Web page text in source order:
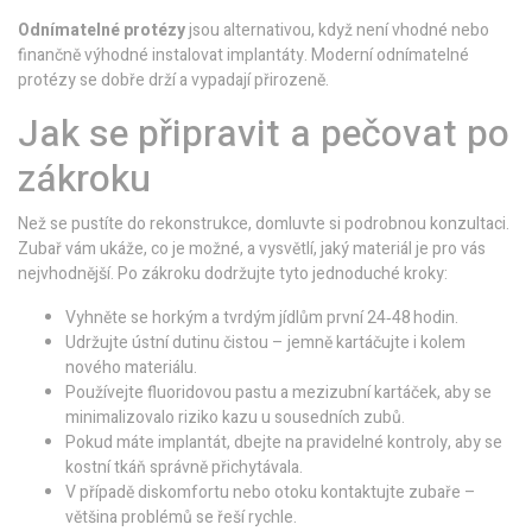
Odnímatelné protézyjsou alternativou, když není vhodné nebo
finančně výhodné instalovat implantáty. Moderní odnímatelné
protézy se dobře drží a vypadají přirozeně.
Jak se připravit a pečovat po
zákroku
Než se pustíte do rekonstrukce, domluvte si podrobnou konzultaci.
Zubař vám ukáže, co je možné, a vysvětlí, jaký materiál je pro vás
nejvhodnější. Po zákroku dodržujte tyto jednoduché kroky:
Vyhněte se horkým a tvrdým jídlům první 24‑48 hodin.
Udržujte ústní dutinu čistou – jemně kartáčujte i kolem
nového materiálu.
Používejte fluoridovou pastu a mezizubní kartáček, aby se
minimalizovalo riziko kazu u sousedních zubů.
Pokud máte implantát, dbejte na pravidelné kontroly, aby se
kostní tkáň správně přichytávala.
V případě diskomfortu nebo otoku kontaktujte zubaře –
většina problémů se řeší rychle.